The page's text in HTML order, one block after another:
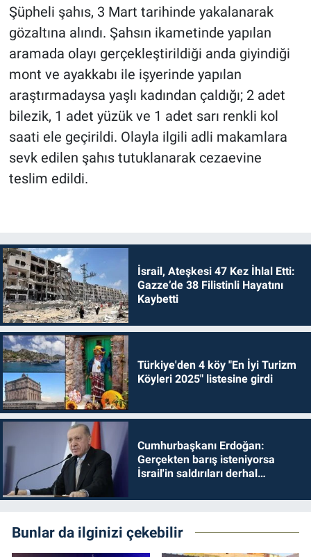
Şüpheli şahıs, 3 Mart tarihinde yakalanarak
gözaltına alındı. Şahsın ikametinde yapılan
aramada olayı gerçekleştirildiği anda giyindiği
mont ve ayakkabı ile işyerinde yapılan
araştırmadaysa yaşlı kadından çaldığı; 2 adet
bilezik, 1 adet yüzük ve 1 adet sarı renkli kol
saati ele geçirildi. Olayla ilgili adli makamlara
sevk edilen şahıs tutuklanarak cezaevine
teslim edildi.
İsrail, Ateşkesi 47 Kez İhlal Etti:
Gazze’de 38 Filistinli Hayatını
Kaybetti
Türkiye'den 4 köy "En İyi Turizm
Köyleri 2025" listesine girdi
Cumhurbaşkanı Erdoğan:
Gerçekten barış isteniyorsa
İsrail'in saldırıları derhal
Bunlar da ilginizi çekebilir